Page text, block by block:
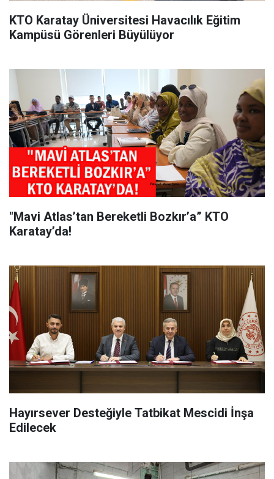
KTO Karatay Üniversitesi Havacılık Eğitim
Kampüsü Görenleri Büyülüyor
"Mavi Atlas’tan Bereketli Bozkır’a” KTO
Karatay’da!
Hayırsever Desteğiyle Tatbikat Mescidi İnşa
Edilecek